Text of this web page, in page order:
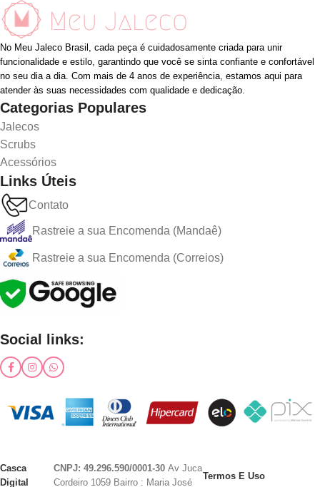
No Meu Jaleco Brasil, cada peça é cuidadosamente criada para unir
funcionalidade e estilo, garantindo que você se sinta confiante e confortável
no seu dia a dia. Com mais de 4 anos de experiência, estamos aqui para
atender às suas necessidades com qualidade e dedicação.
Categorias Populares
Jalecos
Scrubs
Acessórios
Links Úteis
Contato
Rastreie a sua Encomenda (Mandaê)
Rastreie a sua Encomenda (Correios)
Social links:
Casca
Digital
CNPJ: 49.296.590/0001-30 Av Juca
Cordeiro 1059 Bairro : Maria José
Termos E Uso